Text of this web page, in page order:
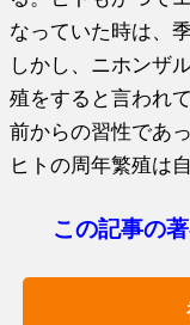
なっていた時は、
しかし、ニホンザ
殖をすると言われ
前からの習性であ
ヒトの周年繁殖は
この記事の